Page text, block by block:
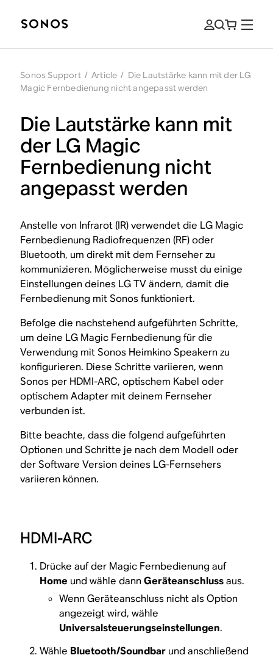
Sonos Support / Article / Die Lautstärke kann mit der LG
Magic Fernbedienung nicht angepasst werden
Die Lautstärke kann mit
der LG Magic
Fernbedienung nicht
angepasst werden
Anstelle von Infrarot (IR) verwendet die LG Magic
Fernbedienung Radiofrequenzen (RF) oder
Bluetooth, um direkt mit dem Fernseher zu
kommunizieren. Möglicherweise musst du einige
Einstellungen deines LG TV ändern, damit die
Fernbedienung mit Sonos funktioniert.
Befolge die nachstehend aufgeführten Schritte,
um deine LG Magic Fernbedienung für die
Verwendung mit Sonos Heimkino Speakern zu
konfigurieren. Diese Schritte variieren, wenn
Sonos per HDMI-ARC, optischem Kabel oder
optischem Adapter mit deinem Fernseher
verbunden ist.
Bitte beachte, dass die folgend aufgeführten
Optionen und Schritte je nach dem Modell oder
der Software Version deines LG-Fernsehers
variieren können.
HDMI-ARC
Drücke auf der Magic Fernbedienung auf
Home und wähle dannGeräteanschlussaus.
Wenn Geräteanschluss nicht als Option
angezeigt wird, wähle
Universalsteuerungseinstellungen.
Wähle Bluetooth/Soundbar und anschließend